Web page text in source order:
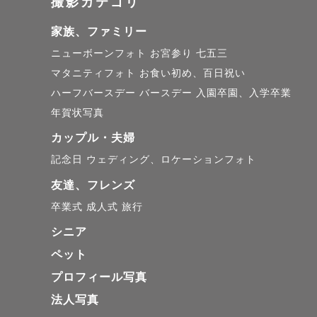
家族、ファミリー
ニューボーンフォト お宮参り 七五三
マタニティフォト
お食い初め、百日祝い
ハーフバースデー バースデー
入園卒園、入学卒業
年賀状写真
カップル・夫婦
記念日 ウェディング、ロケーションフォト
友達、フレンズ
卒業式 成人式 旅行
シニア
ペット
プロフィール写真
法人写真